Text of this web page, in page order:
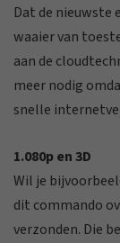
Dat de nieuwste
waaier van
aan de
meer nodig
snelle
1.080p en 3D
Wil je
dit commando
verzonden. Die